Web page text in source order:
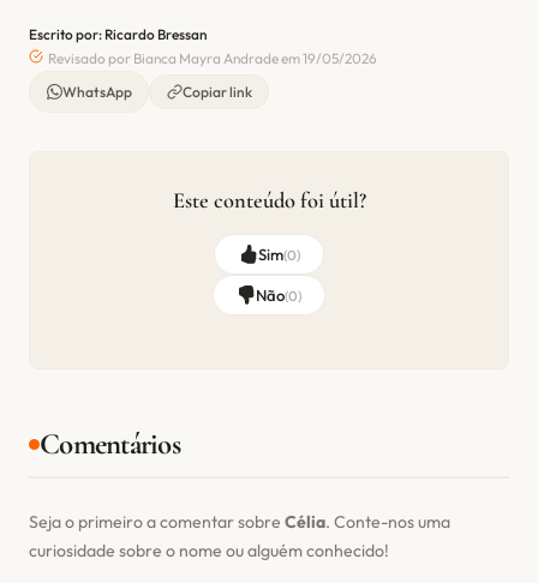
Escrito por: Ricardo Bressan
Revisado por Bianca Mayra Andrade em 19/05/2026
WhatsApp
Copiar link
Este conteúdo foi útil?
Sim(0)
Não(0)
Comentários
Seja o primeiro a comentar sobre Célia. Conte-nos uma
curiosidade sobre o nome ou alguém conhecido!